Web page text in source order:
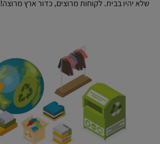
שלא יהיו בבית. לקוחות מרוצים, כדור ארץ מרוצה!